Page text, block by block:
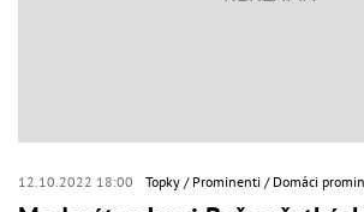
12.10.2022 18:00 Topky Prominenti Domáci